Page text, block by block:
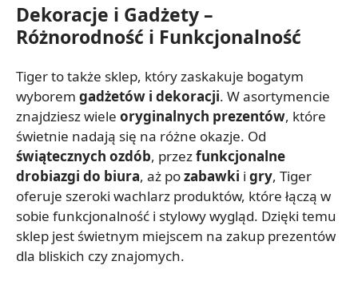
Dekoracje i Gadżety –
Różnorodność i Funkcjonalność
Tiger to także sklep, który zaskakuje bogatym
wyborem gadżetów i dekoracji. W asortymencie
znajdziesz wiele oryginalnych prezentów, które
świetnie nadają się na różne okazje. Od
świątecznych ozdób, przezfunkcjonalne
drobiazgi do biura, aż pozabawki i gry, Tiger
oferuje szeroki wachlarz produktów, które łączą w
sobie funkcjonalność i stylowy wygląd. Dzięki temu
sklep jest świetnym miejscem na zakup prezentów
dla bliskich czy znajomych.